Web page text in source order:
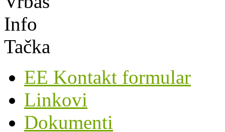
EE Kontakt formular
Linkovi
Dokumenti